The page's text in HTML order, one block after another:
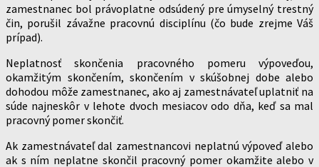
zamestnanec bol právoplatne odsúdený pre úmyselný trestný
čin, porušil závažne pracovnú disciplínu (čo bude zrejme Váš
prípad).
Neplatnosť skončenia pracovného pomeru výpoveďou,
okamžitým skončením, skončením v skúšobnej dobe alebo
dohodou môže zamestnanec, ako aj zamestnávateľ uplatniť na
súde najneskôr v lehote dvoch mesiacov odo dňa, keď sa mal
pracovný pomer skončiť.
Ak zamestnávateľ dal zamestnancovi neplatnú výpoveď alebo
ak s ním neplatne skončil pracovný pomer okamžite alebo v